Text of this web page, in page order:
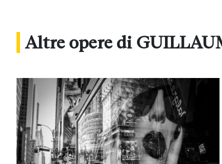
Altre opere di